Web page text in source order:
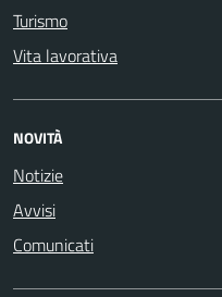
Turismo
Vita lavorativa
NOVITÀ
Notizie
Avvisi
Comunicati